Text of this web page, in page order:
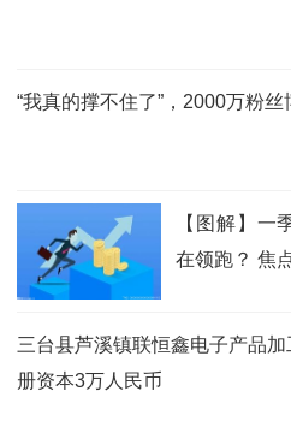
“我真的撑不住了”，2000万粉
【图解】一
在领跑？ 焦
三台县芦溪镇联恒鑫电子产品
册资本3万人民币